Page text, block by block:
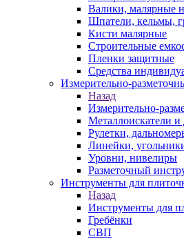
Валики, малярные
Шпатели, кельмы,
Кисти малярные
Строительные
Пленки защитные
Средства
Измерительно-
Назад
Измерительно-
Металлоискатели и
Рулетки,
Линейки,
Уровни, нивелиры
Разметочный
Инструменты для
Назад
Инструменты для
Гребёнки
СВП